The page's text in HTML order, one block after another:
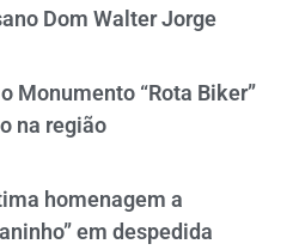
Dom Walter Jorge
Monumento “Rota Biker”
na região
homenagem a
em despedida